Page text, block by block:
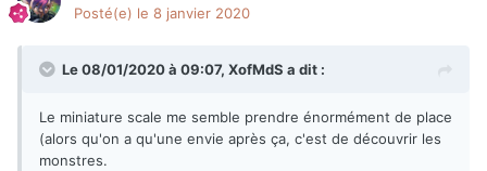
Posté(e) le 8 janvier 2020
Le 08/01/2020 à 09:07, XofMdS a dit :
Le miniature scale me semble prendre énormément de place
(alors qu'on a qu'une envie après ça, c'est de découvrir les
monstres.